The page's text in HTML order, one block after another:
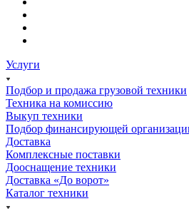
Услуги
Подбор и продажа грузовой техники
Техника на комиссию
Выкуп техники
Подбор финансирующей
Доставка
Комплексные поставки
Дооснащение техники
Доставка «До ворот»
Каталог техники